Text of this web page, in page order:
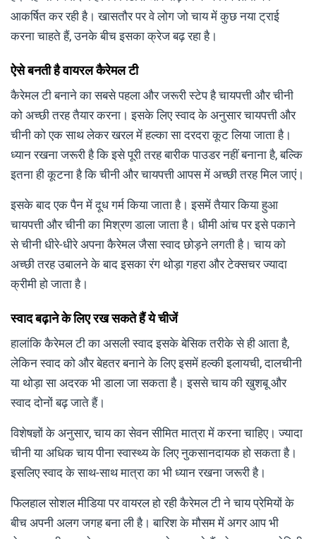
आकर्षित कर रही है। खासतौर पर वे लोग जो चाय में कुछ नया ट्राई
करना चाहते हैं, उनके बीच इसका क्रेज बढ़ रहा है।
ऐसे बनती है वायरल कैरेमल टी
कैरेमल टी बनाने का सबसे पहला और जरूरी स्टेप है चायपत्ती और चीनी
को अच्छी तरह तैयार करना। इसके लिए स्वाद के अनुसार चायपत्ती और
चीनी को एक साथ लेकर खरल में हल्का सा दरदरा कूट लिया जाता है।
ध्यान रखना जरूरी है कि इसे पूरी तरह बारीक पाउडर नहीं बनाना है, बल्कि
इतना ही कूटना है कि चीनी और चायपत्ती आपस में अच्छी तरह मिल जाएं।
इसके बाद एक पैन में दूध गर्म किया जाता है। इसमें तैयार किया हुआ
चायपत्ती और चीनी का मिश्रण डाला जाता है। धीमी आंच पर इसे पकाने
से चीनी धीरे-धीरे अपना कैरेमल जैसा स्वाद छोड़ने लगती है। चाय को
अच्छी तरह उबालने के बाद इसका रंग थोड़ा गहरा और टेक्सचर ज्यादा
क्रीमी हो जाता है।
स्वाद बढ़ाने के लिए रख सकते हैं ये चीजें
हालांकि कैरेमल टी का असली स्वाद इसके बेसिक तरीके से ही आता है,
लेकिन स्वाद को और बेहतर बनाने के लिए इसमें हल्की इलायची, दालचीनी
या थोड़ा सा अदरक भी डाला जा सकता है। इससे चाय की खुशबू और
स्वाद दोनों बढ़ जाते हैं।
विशेषज्ञों के अनुसार, चाय का सेवन सीमित मात्रा में करना चाहिए। ज्यादा
चीनी या अधिक चाय पीना स्वास्थ्य के लिए नुकसानदायक हो सकता है।
इसलिए स्वाद के साथ-साथ मात्रा का भी ध्यान रखना जरूरी है।
फिलहाल सोशल मीडिया पर वायरल हो रही कैरेमल टी ने चाय प्रेमियों के
बीच अपनी अलग जगह बना ली है। बारिश के मौसम में अगर आप भी